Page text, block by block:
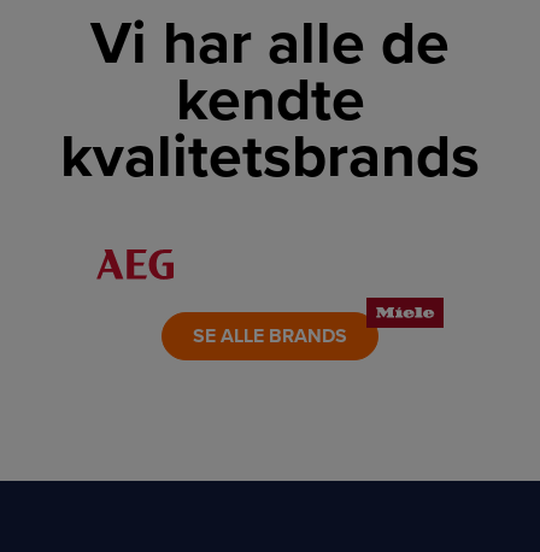
Vi har alle de
kendte
kvalitetsbrands
LINK
SE ALLE BRANDS